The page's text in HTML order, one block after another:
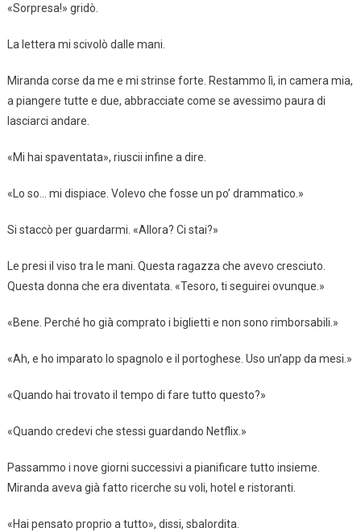
«Sorpresa!» gridò.
La lettera mi scivolò dalle mani.
Miranda corse da me e mi strinse forte. Restammo lì, in camera mia,
a piangere tutte e due, abbracciate come se avessimo paura di
lasciarci andare.
«Mi hai spaventata», riuscii infine a dire.
«Lo so… mi dispiace. Volevo che fosse un po’ drammatico.»
Si staccò per guardarmi. «Allora? Ci stai?»
Le presi il viso tra le mani. Questa ragazza che avevo cresciuto.
Questa donna che era diventata. «Tesoro, ti seguirei ovunque.»
«Bene. Perché ho già comprato i biglietti e non sono rimborsabili.»
«Ah, e ho imparato lo spagnolo e il portoghese. Uso un’app da mesi.»
«Quando hai trovato il tempo di fare tutto questo?»
«Quando credevi che stessi guardando Netflix.»
Passammo i nove giorni successivi a pianificare tutto insieme.
Miranda aveva già fatto ricerche su voli, hotel e ristoranti.
«Hai pensato proprio a tutto», dissi, sbalordita.